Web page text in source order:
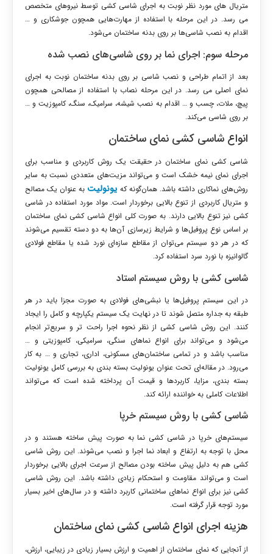
متریال های مورد نظر نوبت به اجرای شاسی کشی توسط نیروهای متخصص
می رسد. در این مرحله با استفاده از مهارت‌هایی همچون جوشکاری و …
اقدام به نصب شاسی‌ها بر روی بدنه ساختمان می‌شود.
مرحله سوم: اجرای نما بر روی شاسی‌های نصب شده
بعد از اتمام طراحی و نصب شاسی بر روی بدنه ساختمان نوبت به اجرای
نمای اصلی می رسد. در این مرحله نصاب با استفاده از مصالحی همچون
پیچ، ملات، چسب و … اقدام به نصب شیشه، سرامیک، سنگ، کامپوزیت و …
بر روی شاسی می‌کند.
انواع شاسی کشی نمای ساختمان
شاسی کشی نمای ساختمان در حقیقت یک روش کاربردی و مناسب برای
اجرای نمای نیمه خشک است و می‌تواند مزیت‌های متعددی نسبت به سایر
روش‌های نماکاری داشته باشد. همان‌گونه که یونولیت به عنوان یک مصالح
و متریال کاربردی از تنوع بالایی برخوردار است. مواد مورد استفاده در شاسی
کشی نیز تنوع بالایی دارند. به صورت کلی انواع شاسی کشی نمای ساختمان
بر اساس نوع پروفیل‌ها و شرایط زیرسازی آن‌ها به دو دسته تقسیم می‌شوند
که در هر دو سیستم می‌توان از مقاطع سازه‌ای نورد شده یا مقاطع فولادی
گالوانیزه با نورد سرد استفاده کرد.
شاسی کشی با روش سیستم استاد
در این سیستم پروفیل‌ها یا نبشی‌های فولادی به صورت مجزا باید در هر
طبقه به جداره متصل شوند تا در نهایت یک سیستم یکپارچه و کامل را ایجاد
کنند. این روش شاسی کشی از نظر نحوه اجرا راحت تر و سریع‌تر انجام
می‌شود و می‌تواند برای انواع نماهای سنگی، سرامیکی، کامپوزیتی و …
مناسب باشد و در تمامی ساختمان‌های مسکونی، اداری، تجاری و … به کار
می‌رود. در مقاله‌ای تحت عنوان یونولیت بسته‌ بندی به بررسی کامل یونولیت
بسته‌ بندی، مزایا، کاربردها و قیمت آن پرداخته شده است که می‌تواند
اطلاعات کاملی به خواننده ارائه کند.
شاسی کشی با روش سیستم خرپا
سیستم‌های خرپا در شاسی کشی نما به صورت پیش ساخته هستند و در
محل با توجه به ارتفاع و ابعاد نما اجرا و نصب می‌شوند. این روش شاسی
کشی هم به دلیل پیش ساخته بودن مصالح از سرعت اجرای بالایی برخوردار
است و می‌تواند مقاومت و استحکام زیادی داشته باشد. این روش شاسی
کشی نیز برای انواع نماهای ساختمانی کاربرد داشته و در سال‌های اخیر بسیار
مورد توجه قرار گرفته است.
هزینه اجرای انواع شاسی کشی نمای ساختمان
از آنجایی که نمای ساختمان از اهمیت و ارزش بسیار زیادی در زیبایی، ارزش،